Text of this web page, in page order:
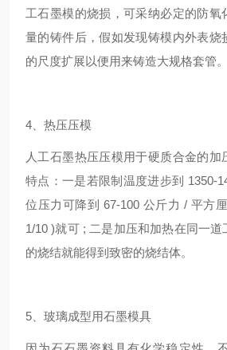
工石墨模的烧损，可采纳必定的防氧
量的铸件后，假如发现铸模内外表烧
的尺度扩展以便用来铸造大规格套管。
4、热压压模
人工石墨热压压模用于硬质合金的加
特点：一是若限制温度进步到 1350-
位压力可降到 67-100 公斤力 / 平方
1/10 )就可 ; 二是加压和加热在同一
的烧结就能得到致密的烧结体。
5、玻璃成型用石墨模具